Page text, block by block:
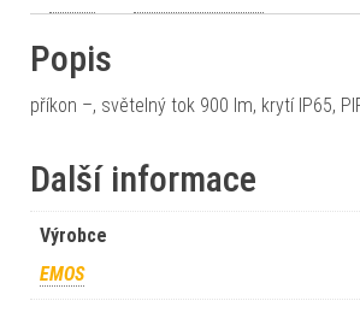
Popis
příkon –, světelný tok 900 lm, krytí IP65,
Další informace
Výrobce
EMOS